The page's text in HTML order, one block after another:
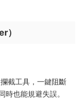
）
截工具，一鍵阻斷
也能規避失誤。